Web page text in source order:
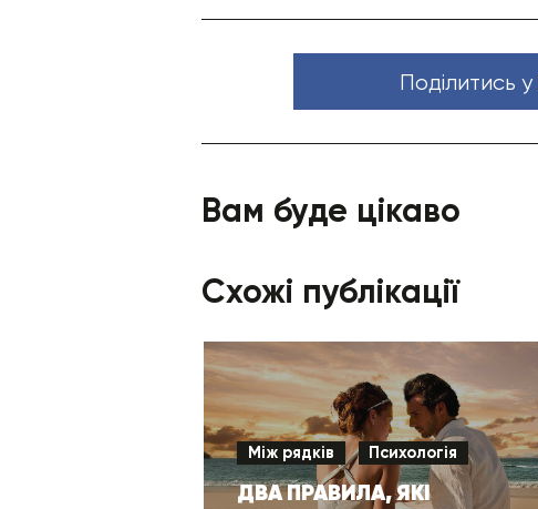
Поділитись у
Вам буде цікаво
Схожі публікації
Між рядків Психологія
ДВА ПРАВИЛА, ЯКІ